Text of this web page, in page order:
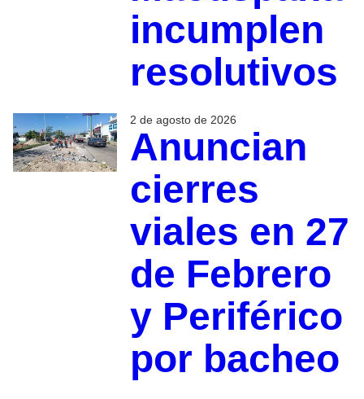
incumplen
resolutivos
2 de agosto de 2026
Anuncian
cierres
viales en 27
de Febrero
y Periférico
por bacheo